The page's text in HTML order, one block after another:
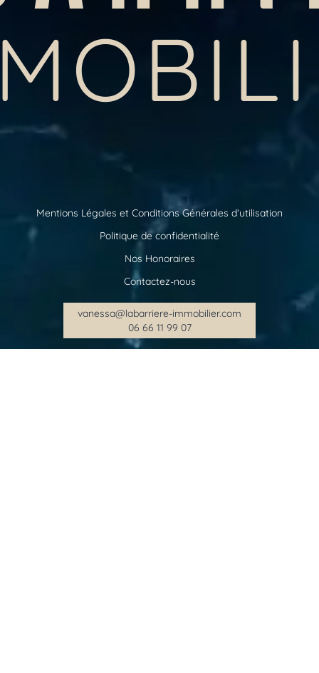
Mentions Légales et Conditions Générales d’utilisation
Politique de confidentialité
Nos Honoraires
Contactez-nous
vanessa@labarriere-immobilier.com
06 66 11 99 07